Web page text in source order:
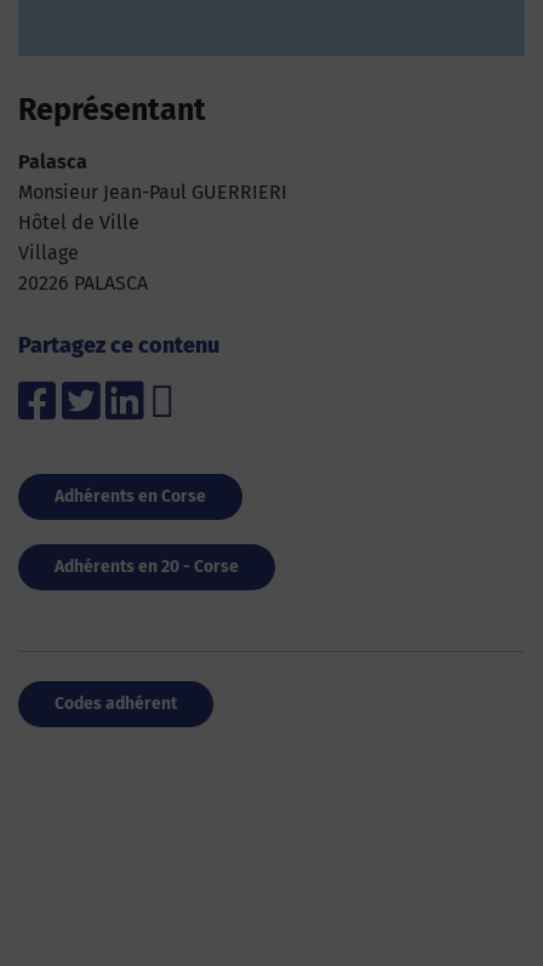
Représentant
Palasca
Monsieur Jean-Paul GUERRIERI
Hôtel de Ville
Village
20226 PALASCA
Partagez ce contenu
Adhérents en Corse
Adhérents en 20 - Corse
Codes adhérent